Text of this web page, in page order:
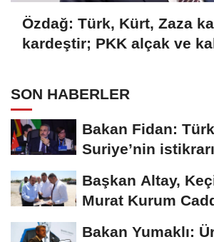
Özdağ: Türk, Kürt, Zaza
kardeştir; PKK alçak ve
SON HABERLER
Bakan Fidan:
Suriye’nin
Başkan Altay,
Murat Kurum
Bakan Yumaklı: